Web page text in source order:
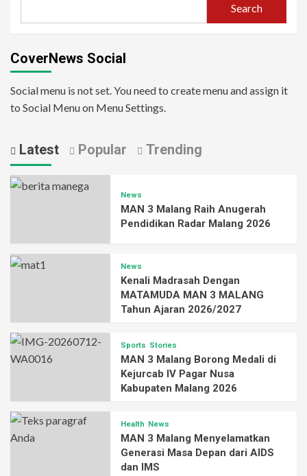
Search
CoverNews Social
Social menu is not set. You need to create menu and assign it
to Social Menu on Menu Settings.
Latest Popular Trending
News
MAN 3 Malang Raih Anugerah
Pendidikan Radar Malang 2026
News
Kenali Madrasah Dengan
MATAMUDA MAN 3 MALANG
Tahun Ajaran 2026/2027
Sports Stories
MAN 3 Malang Borong Medali di
Kejurcab IV Pagar Nusa
Kabupaten Malang 2026
Health News
MAN 3 Malang Menyelamatkan
Generasi Masa Depan dari AIDS
dan IMS